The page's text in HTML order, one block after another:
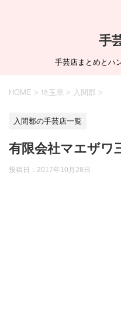
手
手芸店まとめとハ
HOME > 埼玉県 > 入間郡 >
入間郡の手芸店一覧
有限会社マエザワ
投稿日： 2017年10月28日